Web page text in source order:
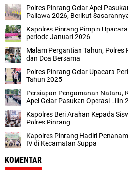
Polres Pinrang Gelar Apel
Pallawa 2026, Berikut
Kapolres Pinrang Pimpin
periode Januari 2026
Malam Pergantian Tahun, Polres
dan Doa Bersama
Polres Pinrang Gelar Upacara
Tahun 2025
Persiapan Pengamanan Nataru,
Apel Gelar Pasukan Operasi Lilin
Kapolres Beri Arahan Kepada
Polres Pinrang
Kapolres Pinrang Hadiri
IV di Kecamatan Suppa
KOMENTAR